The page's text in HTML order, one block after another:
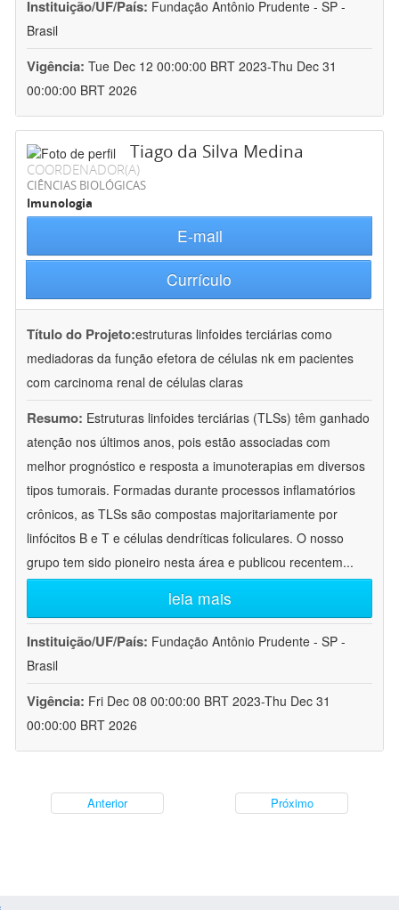
Instituição/UF/País: Fundação Antônio Prudente - SP -
Brasil
Vigência: Tue Dec 12 00:00:00 BRT 2023-Thu Dec 31
00:00:00 BRT 2026
Tiago da Silva Medina
COORDENADOR(A)
CIÊNCIAS BIOLÓGICAS
Imunologia
E-mail
Currículo
Título do Projeto:estruturas linfoides terciárias como
mediadoras da função efetora de células nk em pacientes
com carcinoma renal de células claras
Resumo: Estruturas linfoides terciárias (TLSs) têm ganhado
atenção nos últimos anos, pois estão associadas com
melhor prognóstico e resposta a imunoterapias em diversos
tipos tumorais. Formadas durante processos inflamatórios
crônicos, as TLSs são compostas majoritariamente por
linfócitos B e T e células dendríticas foliculares. O nosso
grupo tem sido pioneiro nesta área e publicou recentem...
leia mais
Instituição/UF/País: Fundação Antônio Prudente - SP -
Brasil
Vigência: Fri Dec 08 00:00:00 BRT 2023-Thu Dec 31
00:00:00 BRT 2026
Anterior Próximo